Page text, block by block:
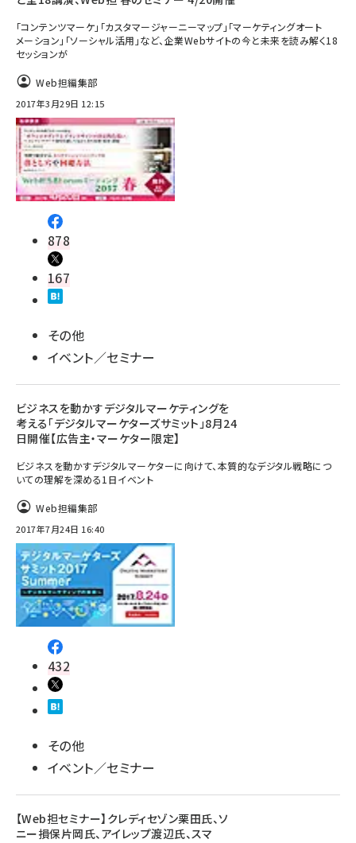
「コンテンツマーケ」「カスタマージャーニーマップ」「マーケティングオート
メーション」「ソーシャル活用」など、企業Webサイトの今と未来を読み解く18
セッションが
Web担編集部
2017年3月29日 12:15
878
167
その他
イベント／セミナー
ビジネスを動かすデジタルマーケティングを
考える「デジタルマーケターズサミット」8月24
日開催【広告主・マーケター限定】
ビジネスを動かすデジタルマーケターに向けて、本質的なデジタル戦略につ
いての理解を深める1日イベント
Web担編集部
2017年7月24日 16:40
432
その他
イベント／セミナー
【Web担セミナー】クレディセゾン栗田氏、ソ
ニー損保片岡氏、アイレップ渡辺氏、スマ